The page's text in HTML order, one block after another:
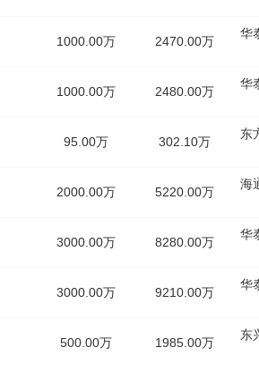
1000.00万 2470.00万
华
1000.00万 2480.00万
华
95.00万 302.10万
东
2000.00万 5220.00万
海
3000.00万 8280.00万
华
3000.00万 9210.00万
华
500.00万 1985.00万
东